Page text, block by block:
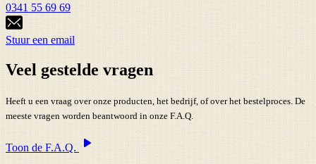
0341 55 69 69
Stuur een email
Veel gestelde vragen
Heeft u een vraag over onze producten, het bedrijf, of over het bestelproces. De
meeste vragen worden beantwoord in onze F.A.Q.
Toon de F.A.Q.